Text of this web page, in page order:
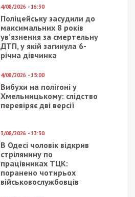
4/08/2026 - 16:30
Поліцейську засудили до
максимальних 8 років
ув’язнення за смертельну
ДТП, у якій загинула 6-
річна дівчинка
4/08/2026 - 15:00
Вибухи на полігоні у
Хмельницькому: слідство
перевіряє дві версії
3/08/2026 - 13:30
В Одесі чоловік відкрив
стрілянину по
працівниках ТЦК:
поранено чотирьох
військовослужбовців